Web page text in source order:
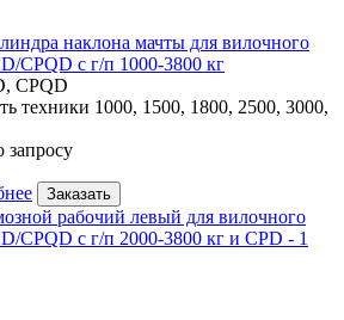
наклона мачты для вилочного
CPQD с г/п 1000-3800 кг
CPQD
техники 1000, 1500, 1800, 2500, 3000,
запросу
Заказать